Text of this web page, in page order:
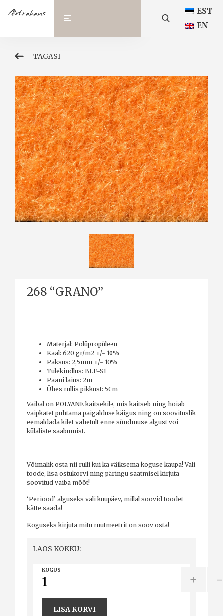
EST
EN
TAGASI
268 “GRANO”
Materjal: Polüpropüleen
Kaal: 620 gr/m2 +/- 10%
Paksus: 2,5mm +/- 10%
Tulekindlus: BLF-S1
Paani laius: 2m
Ühes rullis pikkust: 50m
Vaibal on POLYANE kaitsekile, mis kaitseb ning hoiab
vaipkatet puhtama paigalduse käigus ning on soovituslik
eemaldada kilet vahetult enne sündmuse algust või
külaliste saabumist.
Võimalik osta nii rulli kui ka väiksema koguse kaupa! Vali
toode, lisa ostukorvi ning päringu saatmisel kirjuta
soovitud vaiba mõõt!
‘Periood’ alguseks vali kuupäev, millal soovid toodet
kätte saada!
Koguseks kirjuta mitu ruutmeetrit on soov osta!
LAOS KOKKU:
KOGUS
+ -
LISA KORVI